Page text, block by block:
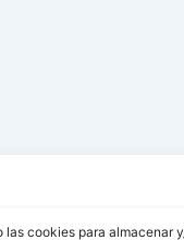
cookies para almacenar